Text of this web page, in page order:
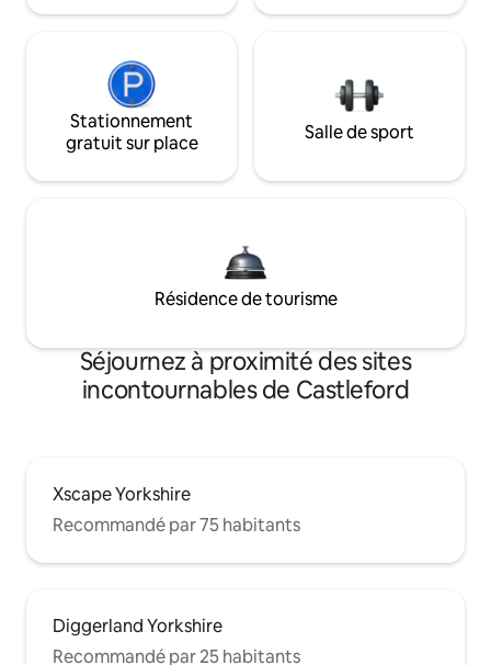
Stationnement
gratuit sur place
Salle de sport
Résidence de tourisme
Séjournez à proximité des sites
incontournables de Castleford
Xscape Yorkshire
Recommandé par 75 habitants
Diggerland Yorkshire
Recommandé par 25 habitants